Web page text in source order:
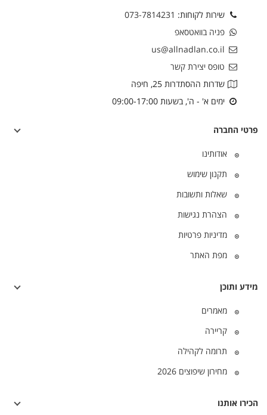
שירות לקוחות: 073-7814231
פניה בוואטסאפ
טופס יצירת קשר
שדרות ההסתדרות 25, חיפה
ימים א' - ה', בשעות 09:00-17:00
פרטי החברה
אודותינו
תקנון שימוש
שאלות ותשובות
הצהרת נגישות
מדיניות פרטיות
מפת האתר
מידע ותוכן
מאמרים
קריירה
תרומה לקהילה
מחירון שיפוצים 2026
הכירו אותנו